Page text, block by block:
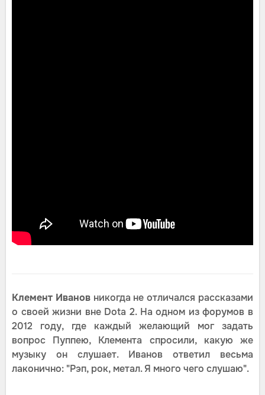
Клемент Иванов никогда не отличался рассказами
о своей жизни вне Dota 2. На одном из форумов в
2012 году, где каждый желающий мог задать
вопрос Пуппею, Клемента спросили, какую же
музыку он слушает. Иванов ответил весьма
лаконично: "Рэп, рок, метал. Я много чего слушаю".